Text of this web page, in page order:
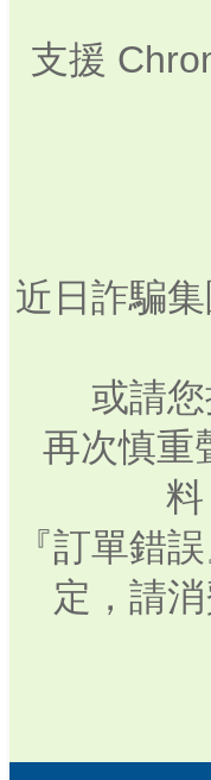
支援
近日詐騙
或請
再次慎重
『訂單錯
定，請